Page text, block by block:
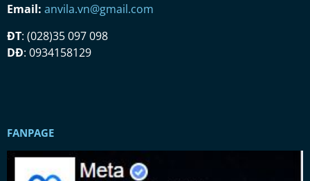
Email: anvila.vn@gmail.com
ĐT: (028)35 097 098
DĐ: 0934158129
FANPAGE